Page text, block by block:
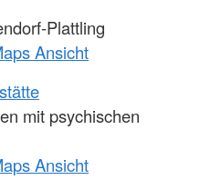
Plattling
Ansicht
mit psychischen
Ansicht